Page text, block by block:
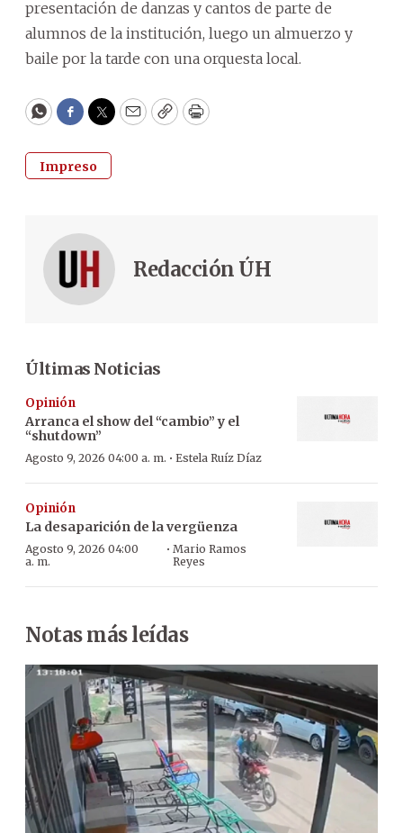
presentación de danzas y cantos de parte de
alumnos de la institución, luego un almuerzo y
baile por la tarde con una orquesta local.
WhatsApp
Facebook
Twitter
EmailCopyPrint
Impreso
Redacción ÚH
Últimas Noticias
Opinión
Arranca el show del “cambio” y el
“shutdown”
Agosto 9, 2026 04:00 a. m. · Estela Ruíz Díaz
Opinión
La desaparición de la vergüenza
Agosto 9, 2026 04:00
a. m.
· Mario Ramos
Reyes
Notas más leídas